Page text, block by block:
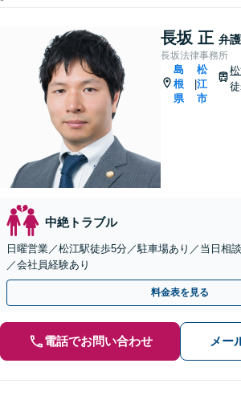
長坂 正 弁
長坂法律事務所
島
根
県
松
江
市
中絶トラブル
日曜営業／松江駅徒歩5分／駐車場あり／当日相
／会社員経験あり
料金表を見る
電話でお問い合わせ メー